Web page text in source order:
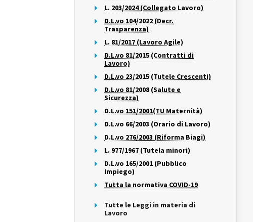
L. 203/2024 (Collegato Lavoro)
D.L.vo 104/2022 (Decr.
Trasparenza)
L. 81/2017 (Lavoro Agile)
D.L.vo 81/2015 (Contratti di
Lavoro)
D.L.vo 23/2015 (Tutele Crescenti)
D.L.vo 81/2008 (Salute e
Sicurezza)
D.L.vo 151/2001(TU Maternità)
D.L.vo 66/2003 (Orario di Lavoro)
D.L.vo 276/2003 (Riforma Biagi)
L. 977/1967 (Tutela minori)
D.L.vo 165/2001 (Pubblico
Impiego)
Tutta la normativa COVID-19
Tutte le Leggi in materia di
Lavoro